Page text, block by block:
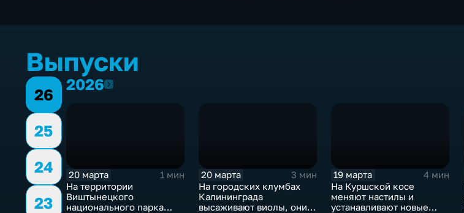
Выпуски
26
25
24
23
20262026
20 марта
1 мин
На территории
Виштынецкого
национального парка
20 марта
3 мин
На городских клумбах
Калининграда
высаживают виолы, они
19 марта
4 мин
На Куршской косе
меняют настилы и
устанавливают новые